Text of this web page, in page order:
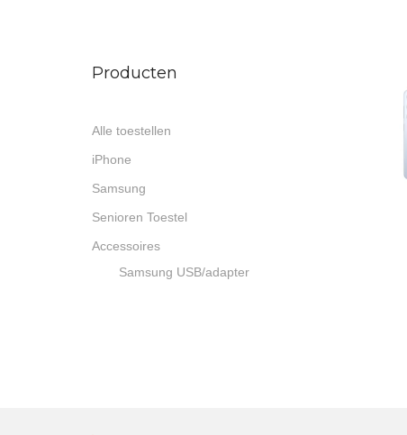
Producten
Alle toestellen
iPhone
Samsung
Senioren Toestel
Accessoires
Samsung USB/adapter